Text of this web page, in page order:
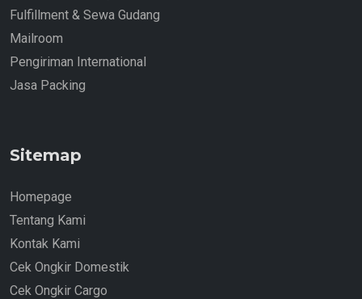
Fulfillment & Sewa Gudang
Mailroom
Pengiriman International
Jasa Packing
Sitemap
Homepage
Tentang Kami
Kontak Kami
Cek Ongkir Domestik
Cek Ongkir Cargo